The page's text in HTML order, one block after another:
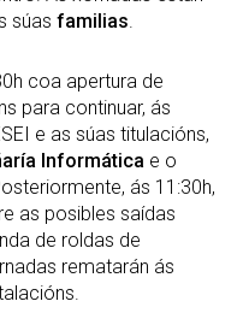
súas familias
coa apertura de
para continuar, ás
e as súas titulacións,
Informática e o
ás 11:30h,
as posibles saídas
de roldas de
rematarán ás